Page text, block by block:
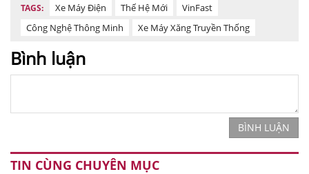
TAGS: Xe Máy Điện Thế Hệ Mới
VinFast
Công Nghệ Thông Minh
Xe Máy Xăng Truyền Thống
Bình luận
BÌNH LUẬN
TIN CÙNG CHUYÊN MỤC